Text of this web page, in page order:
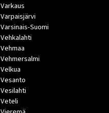
Varkaus
Varpaisjärvi
Varsinais-Suomi
Vehkalahti
Vehmaa
Vehmersalmi
Velkua
Vesanto
Vesilahti
Veteli